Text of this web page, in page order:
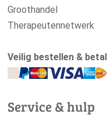
Groothandel
Therapeutennetwerk
Veilig bestellen &
Service & hulp